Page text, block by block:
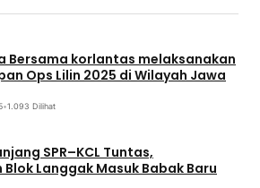
Bersama korlantas melaksanakan
Ops Lilin 2025 di Wilayah Jawa
•1.093 Dilihat
SPR–KCL Tuntas,
Langgak Masuk Babak Baru